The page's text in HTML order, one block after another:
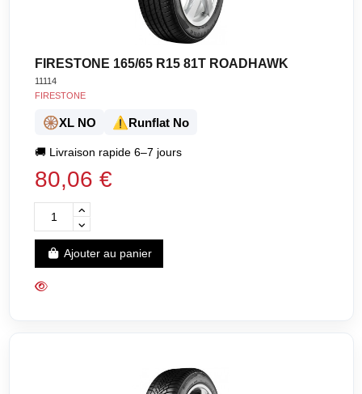
FIRESTONE 165/65 R15 81T ROADHAWK
11114
FIRESTONE
🛞XL NO ⚠️Runflat No
🚚 Livraison rapide 6–7 jours
80,06 €
Ajouter au panier